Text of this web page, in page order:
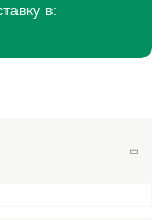
в: